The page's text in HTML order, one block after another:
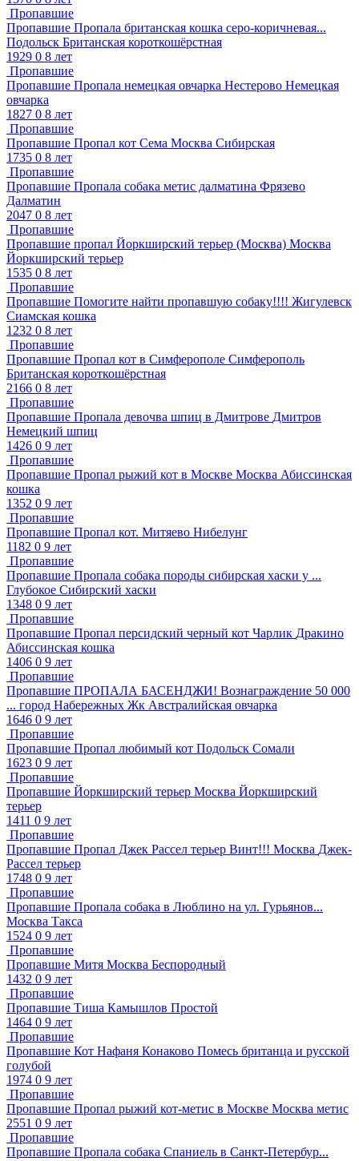
Пропавшие
Пропавшие Пропала британская кошка серо-коричневая...
Подольск Британская короткошёрстная
1929 0 8 лет
Пропавшие
Пропавшие Пропала немецкая овчарка Нестерово Немецкая
овчарка
1827 0 8 лет
Пропавшие
Пропавшие Пропал кот Сема Москва Сибирская
1735 0 8 лет
Пропавшие
Пропавшие Пропала собака метис далматина Фрязево
Далматин
2047 0 8 лет
Пропавшие
Пропавшие пропал Йоркширский терьер (Москва) Москва
Йоркширский терьер
1535 0 8 лет
Пропавшие
Пропавшие Помогите найти пропавшую собаку!!!! Жигулевск
Сиамская кошка
1232 0 8 лет
Пропавшие
Пропавшие Пропал кот в Симферополе Симферополь
Британская короткошёрстная
2166 0 8 лет
Пропавшие
Пропавшие Пропала девочва шпиц в Дмитрове Дмитров
Немецкий шпиц
1426 0 9 лет
Пропавшие
Пропавшие Пропал рыжий кот в Москве Москва Абиссинская
кошка
1352 0 9 лет
Пропавшие
Пропавшие Пропал кот. Митяево Нибелунг
1182 0 9 лет
Пропавшие
Пропавшие Пропала собака породы сибирская хаски у ...
Глубокое Сибирский хаски
1348 0 9 лет
Пропавшие
Пропавшие Пропал персидский черный кот Чарлик Дракино
Абиссинская кошка
1406 0 9 лет
Пропавшие
Пропавшие ПРОПАЛА БАСЕНДЖИ! Вознаграждение 50 000
... город Набережных Жк Австралийская овчарка
1646 0 9 лет
Пропавшие
Пропавшие Пропал любимый кот Подольск Сомали
1623 0 9 лет
Пропавшие
Пропавшие Йоркширский терьер Москва Йоркширский
терьер
1411 0 9 лет
Пропавшие
Пропавшие Пропал Джек Рассел терьер Винт!!! Москва Джек-
Рассел терьер
1748 0 9 лет
Пропавшие
Пропавшие Пропала собака в Люблино на ул. Гурьянов...
Москва Такса
1524 0 9 лет
Пропавшие
Пропавшие Митя Москва Беспородный
1432 0 9 лет
Пропавшие
Пропавшие Тиша Камышлов Простой
1464 0 9 лет
Пропавшие
Пропавшие Кот Нафаня Конаково Помесь британца и русской
голубой
1974 0 9 лет
Пропавшие
Пропавшие Пропал рыжий кот-метис в Москве Москва метис
2551 0 9 лет
Пропавшие
Пропавшие Пропала собака Спаниель в Санкт-Петербур...